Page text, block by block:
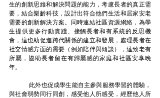
生的創新思維和解決問題的能力，考慮長者的真正需
要，結合樂齡科技，設計出符合他們生活和居家安老
需要的創新解決方案。同時連結社區資源網絡，為學
生提供更多行動實踐、接觸長者和有系統的反思機
會，這也助促進跨代關係的建立和發展，處理長者在
社交情感方面的需要（例如陪伴與傾談），達致老有
所屬，協助長者留在有歸屬感的家庭和社區安享晚
年。
與社會弱勢同行同創，感受他人所感受，經歷他人所